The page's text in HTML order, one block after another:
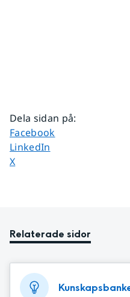
Dela sidan på:
Dela sidan på
Facebook
Dela sidan på
LinkedIn
Dela sidan på
X
Relaterade sidor